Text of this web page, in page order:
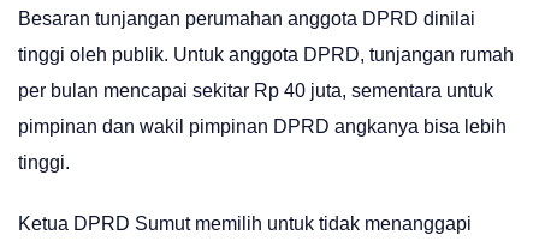
Besaran tunjangan perumahan anggota DPRD dinilai
tinggi oleh publik. Untuk anggota DPRD, tunjangan rumah
per bulan mencapai sekitar Rp 40 juta, sementara untuk
pimpinan dan wakil pimpinan DPRD angkanya bisa lebih
tinggi.
Ketua DPRD Sumut memilih untuk tidak menanggapi